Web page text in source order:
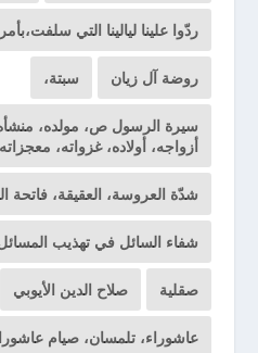
ردّوا علينا ليالينا التي
روضة آل زيان سبتة،
سيرة الرسول ص، مولده،
أزواجه، أولاده، غزواته،
شدّة العروسة، العقيقة، فاتحة
شفاء السائل في تهذيب
صقلية صلاح الدين الأيوبي
عاشوراء، تلمسان، صيام